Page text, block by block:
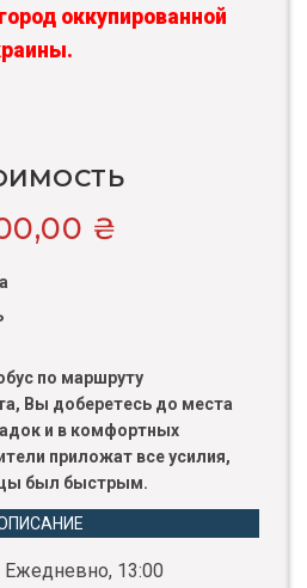
оккупированной
₴
по маршруту
Вы доберетесь до места
и в комфортных
приложат все усилия,
был быстрым.
Ежедневно, 13:00